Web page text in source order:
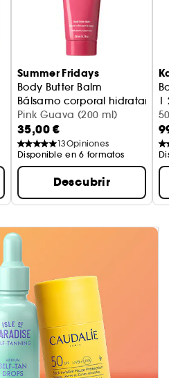
Summer Fridays
Body Butter Balm
Bálsamo corporal hidratante
Pink Guava (200 ml)
35,00 €
13Opiniones
Disponible en 6 formatos
Descubrir
|